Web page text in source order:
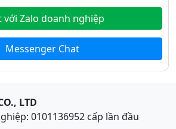
với Zalo doanh nghiệp
Messenger Chat
LTD
0101136952 cấp lần đầu